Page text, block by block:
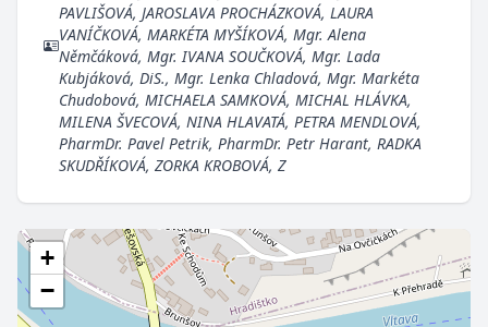
PAVLIŠOVÁ, JAROSLAVA PROCHÁZKOVÁ, LAURA
VANÍČKOVÁ, MARKÉTA MYŠÍKOVÁ, Mgr. Alena
Němčáková, Mgr. IVANA SOUČKOVÁ, Mgr. Lada
Kubjáková, DiS., Mgr. Lenka Chladová, Mgr. Markéta
Chudobová, MICHAELA SAMKOVÁ, MICHAL HLÁVKA,
MILENA ŠVECOVÁ, NINA HLAVATÁ, PETRA MENDLOVÁ,
PharmDr. Pavel Petrik, PharmDr. Petr Harant, RADKA
SKUDŘÍKOVÁ, ZORKA KROBOVÁ, Z
+
−